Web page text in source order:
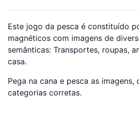
Este jogo da pesca é constituído
magnéticos com imagens de
semânticas: Transportes, roupas,
casa.
Pega na cana e pesca as imagens,
categorias corretas.